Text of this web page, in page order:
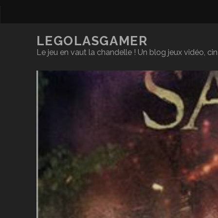
LEGOLASGAMER
Le jeu en vaut la chandelle ! Un blog jeux vidéo,